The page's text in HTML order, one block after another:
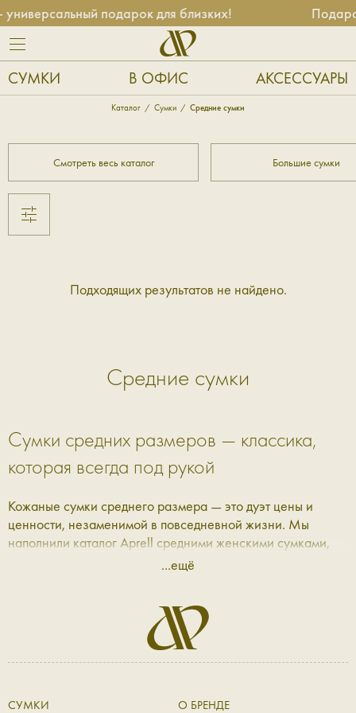
подарок для близких!
СУМКИ В ОФИС АКСЕССУАРЫ
Каталог Сумки Средние сумки
Смотреть весь каталог Большие сумки
Подходящих результатов не найдено.
Средние сумки
Сумки средних размеров — классика,
которая всегда под рукой
Кожаные сумки среднего размера — это дуэт цены и
ценности, незаменимой в повседневной жизни. Мы
наполнили каталог Aprell средними женскими сумками,
которые подойдут под любой удобный сценарий: от
Женские сумки среднего размера — для
повседневной встречи с собой
В Aprell каждая сумка продумана до мельчайших деталей:
...ещё
СУМКИ
О БРЕНДЕ